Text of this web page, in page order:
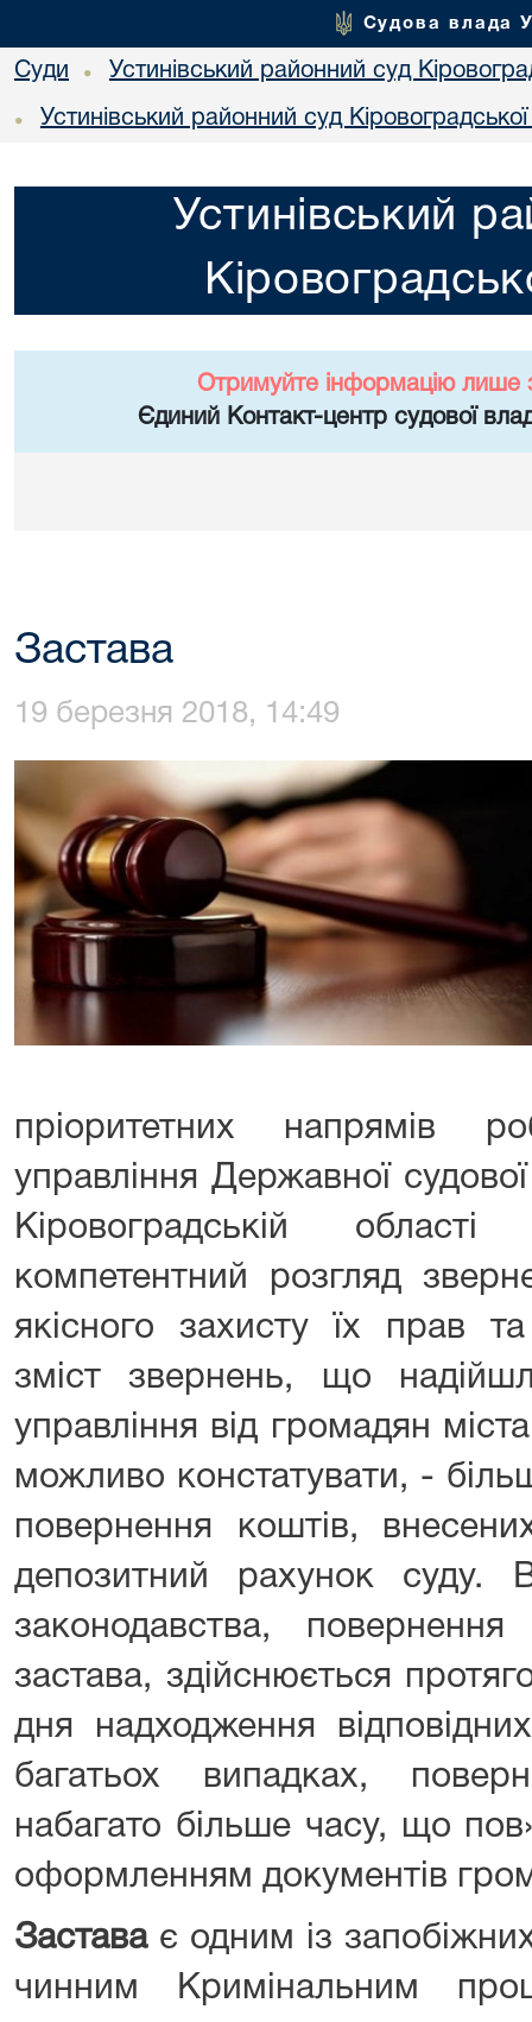
Судова влада
Суди • Устинівський районний суд
• Устинівський районний суд Кіровоградської
Устинівський
Отримуйте інформацію лише
Єдиний Контакт-центр судової
Застава
19 березня 2018, 14:49
пріоритетних напрямів
управління Державної судової
Кіровоградській
компетентний розгляд
якісного захисту їх прав та
зміст звернень, що
управління від громадян
можливо констатувати, -
повернення коштів,
депозитний рахунок суду.
законодавства,
застава, здійснюється
дня надходження
багатьох випадках,
набагато більше часу, що
оформленням документів
Застава є одним із
чинним Кримінальним